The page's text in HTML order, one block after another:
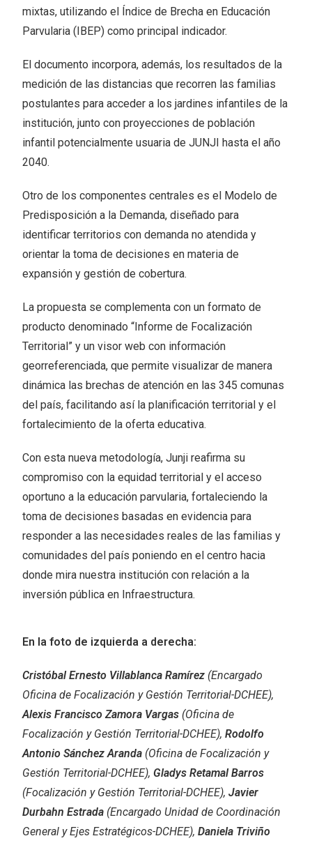
mixtas, utilizando el Índice de Brecha en Educación
Parvularia (IBEP) como principal indicador.
El documento incorpora, además, los resultados de la
medición de las distancias que recorren las familias
postulantes para acceder a los jardines infantiles de la
institución, junto con proyecciones de población
infantil potencialmente usuaria de JUNJI hasta el año
2040.
Otro de los componentes centrales es el Modelo de
Predisposición a la Demanda, diseñado para
identificar territorios con demanda no atendida y
orientar la toma de decisiones en materia de
expansión y gestión de cobertura.
La propuesta se complementa con un formato de
producto denominado “Informe de Focalización
Territorial” y un visor web con información
georreferenciada, que permite visualizar de manera
dinámica las brechas de atención en las 345 comunas
del país, facilitando así la planificación territorial y el
fortalecimiento de la oferta educativa.
Con esta nueva metodología, Junji reafirma su
compromiso con la equidad territorial y el acceso
oportuno a la educación parvularia, fortaleciendo la
toma de decisiones basadas en evidencia para
responder a las necesidades reales de las familias y
comunidades del país poniendo en el centro hacia
donde mira nuestra institución con relación a la
inversión pública en Infraestructura.
En la foto de izquierda a derecha:
Cristóbal Ernesto Villablanca Ramírez (Encargado
Oficina de Focalización y Gestión Territorial-DCHEE),
Alexis Francisco Zamora Vargas (Oficina de
Focalización y Gestión Territorial-DCHEE),Rodolfo
Antonio Sánchez Aranda (Oficina de Focalización y
Gestión Territorial-DCHEE),Gladys Retamal Barros
(Focalización y Gestión Territorial-DCHEE),Javier
Durbahn Estrada (Encargado Unidad de Coordinación
General y Ejes Estratégicos-DCHEE),Daniela Triviño